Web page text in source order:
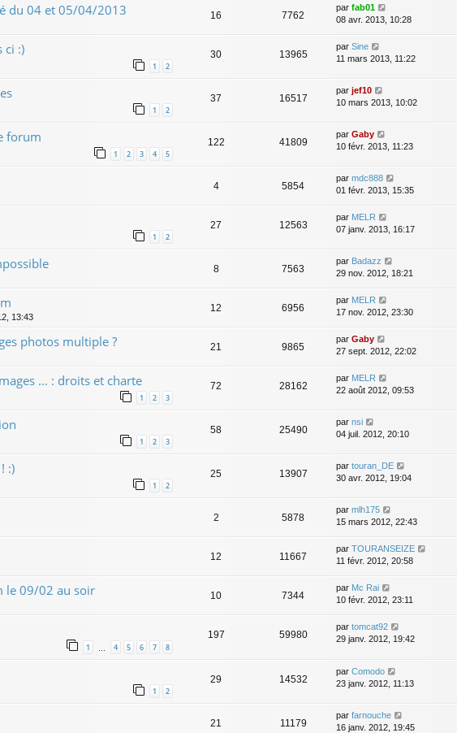
du 04 et 05/04/2013 16 7762
par fab01
08 avr. 2013, 10:28
ci :)
1 2
30 13965
par Sine
11 mars 2013, 11:22
1 2
37 16517
par jef10
10 mars 2013, 10:02
forum
1 2 3 4 5
122 41809
par Gaby
10 févr. 2013, 11:23
4 5854
par mdc888
01 févr. 2013, 15:35
1 2
27 12563
par MELR
07 janv. 2013, 16:17
8 7563
par Badazz
29 nov. 2012, 18:21
13:43
12 6956
par MELR
17 nov. 2012, 23:30
photos multiple ? 21 9865
par Gaby
27 sept. 2012, 22:02
... : droits et charte
1 2 3
72 28162
par MELR
22 août 2012, 09:53
1 2 3
58 25490
par nsi
04 juil. 2012, 20:10
:)
1 2
25 13907
par touran_DE
30 avr. 2012, 19:04
2 5878
par mlh175
15 mars 2012, 22:43
12 11667
par TOURANSEIZE
11 févr. 2012, 20:58
le 09/02 au soir 10 7344
par Mc Rai
10 févr. 2012, 23:11
1 4 5 6 7 8
197 59980
par tomcat92
29 janv. 2012, 19:42
1 2
29 14532
par Comodo
23 janv. 2012, 11:13
21 11179
par farnouche
16 janv. 2012, 19:45